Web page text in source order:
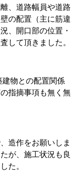
、道路幅員や道路
の配置（主に筋違
、開口部の位置・
して頂きました。
物との配置関係
指摘事項も無く無
造作をお願いしま
が、施工状況も良
た。